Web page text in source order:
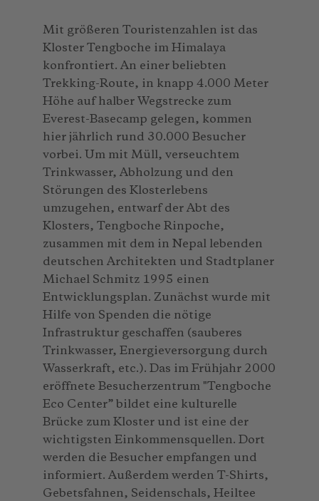
Mit größeren Touristenzahlen ist das
Kloster Tengboche im Himalaya
konfrontiert. An einer beliebten
Trekking-Route, in knapp 4.000 Meter
Höhe auf halber Wegstrecke zum
Everest-Basecamp gelegen, kommen
hier jährlich rund 30.000 Besucher
vorbei. Um mit Müll, verseuchtem
Trinkwasser, Abholzung und den
Störungen des Klosterlebens
umzugehen, entwarf der Abt des
Klosters, Tengboche Rinpoche,
zusammen mit dem in Nepal lebenden
deutschen Architekten und Stadtplaner
Michael Schmitz 1995 einen
Entwicklungsplan. Zunächst wurde mit
Hilfe von Spenden die nötige
Infrastruktur geschaffen (sauberes
Trinkwasser, Energieversorgung durch
Wasserkraft, etc.). Das im Frühjahr 2000
eröffnete Besucherzentrum "Tengboche
Eco Center” bildet eine kulturelle
Brücke zum Kloster und ist eine der
wichtigsten Einkommensquellen. Dort
werden die Besucher empfangen und
informiert. Außerdem werden T-Shirts,
Gebetsfahnen, Seidenschals, Heiltee